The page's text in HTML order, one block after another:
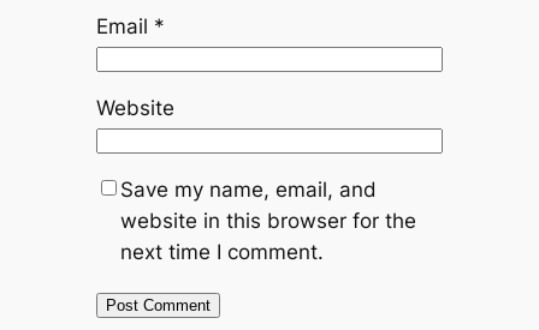
Email *
Website
Save my name, email, and
website in this browser for the
next time I comment.